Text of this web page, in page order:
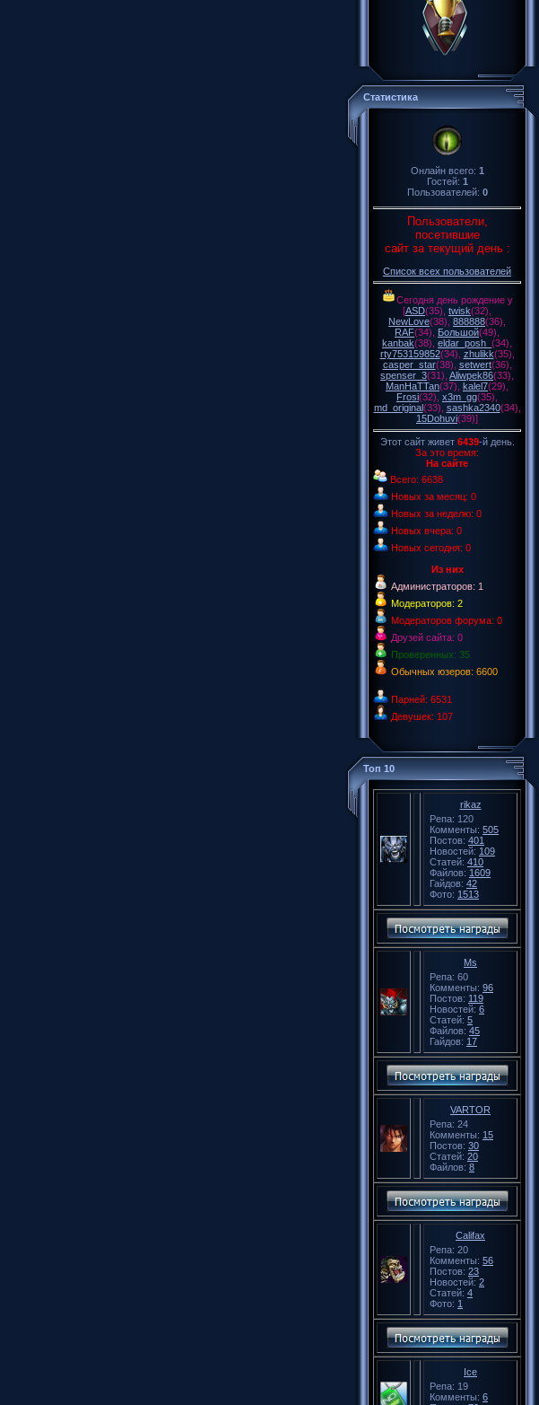
Статистика
Онлайн всего: 1
Гостей: 1
Пользователей: 0
Пользователи,
посетившие
сайт за текущий день :
Список всех пользователей
Сегодня день рождение у
[ASD(35) twisk(32)
NewLove(38) 888888(36)
RAF(34) Большой(49)
kanbak(38) eldar_posh_ (34)
rty753159852(34) zhulikk(35)
casper_star(38) setwert(36)
spenser_3(31) Aliwpek86(33)
ManHaTTan(37) kalel7(29)
Frosi(32) x3m_gg(35)
md_original(33) sashka2340(34)
15Dohuvi(39)]
Этот сайт живет 6439-й день.
За это время:
На сайте
Всего: 6638
Новых за месяц: 0
Новых за неделю: 0
Новых вчера: 0
Новых сегодня: 0
Из них
Администраторов: 1
Модераторов: 2
Модераторов форума: 0
Друзей сайта: 0
Проверенных: 35
Обычных юзеров: 6600
Парней: 6531
Девушек: 107
Топ 10
rikaz
Репа: 120
Комменты: 505
Постов: 401
Новостей: 109
Статей: 410
Файлов: 1609
Гайдов: 42
Фото: 1513
Ms
Репа: 60
Комменты: 96
Постов: 119
Новостей: 6
Статей: 5
Файлов: 45
Гайдов: 17
VARTOR
Репа: 24
Комменты: 15
Постов: 30
Статей: 20
Файлов: 8
Califax
Репа: 20
Комменты: 56
Постов: 23
Новостей: 2
Статей: 4
Фото: 1
Ice
Репа: 19
Комменты: 6